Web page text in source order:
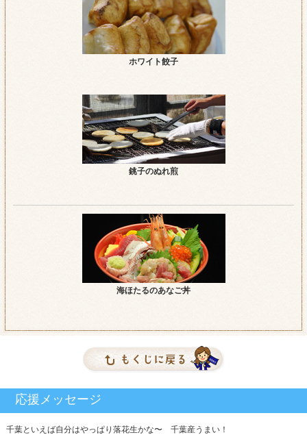
ホワイト餃子
銚子のぬれ煎
海ほたるのあなご丼
千葉といえば自分はやっぱり落花生かな〜 千葉産うまい！